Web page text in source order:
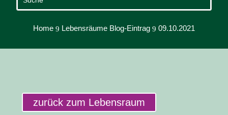
Home 9 Lebensräume Blog-Eintrag 9 09.10.2021
zurück zum Lebensraum